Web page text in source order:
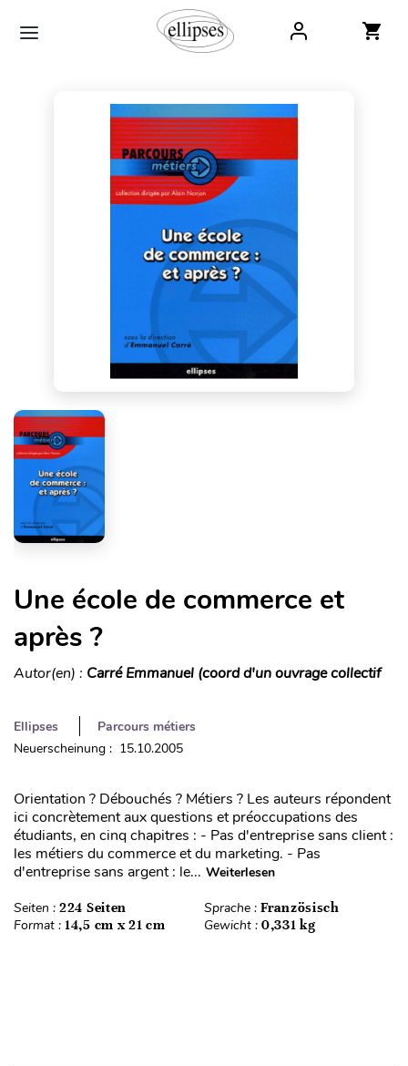
Une école de commerce et
après ?
Autor(en) : Carré Emmanuel (coord d'un ouvrage collectif
Ellipses
Parcours métiers
Neuerscheinung : 15.10.2005
Orientation ? Débouchés ? Métiers ? Les auteurs répondent
ici concrètement aux questions et préoccupations des
étudiants, en cinq chapitres : - Pas d'entreprise sans client :
les métiers du commerce et du marketing. - Pas
d'entreprise sans argent : le... Weiterlesen
Seiten : 224 Seiten Sprache : Französisch
Format : 14,5 cm x 21 cm Gewicht : 0,331 kg